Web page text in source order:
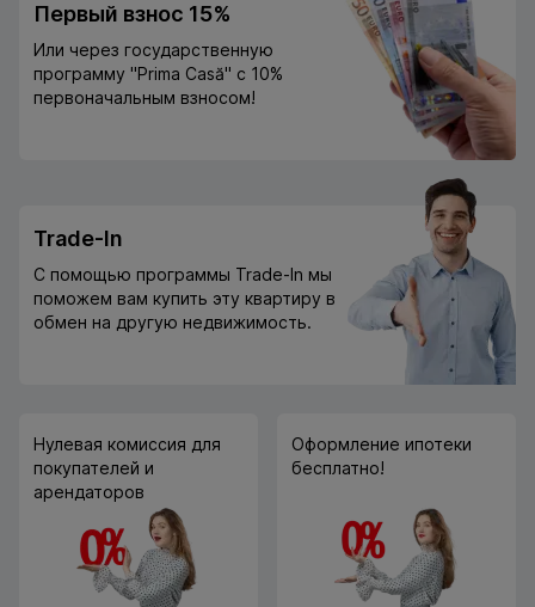
Первый взнос 15%
Или через государственную
программу "Prima Casă" с 10%
первоначальным взносом!
Trade-In
С помощью программы Trade-In мы
поможем вам купить эту квартиру в
обмен на другую недвижимость.
Нулевая комиссия для
покупателей и
арендаторов
Оформление ипотеки
бесплатно!